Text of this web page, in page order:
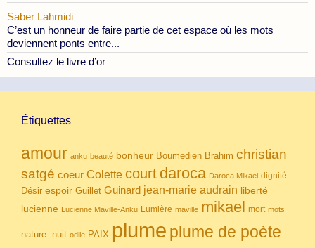
Saber Lahmidi
C’est un honneur de faire partie de cet espace où les mots
deviennent ponts entre...
Consultez le livre d’or
Étiquettes
amour anku beauté bonheur Boumedien Brahim christian
satgé coeur Colette court daroca Daroca Mikael dignité
Désir espoir Guillet Guinard jean-marie audrain liberté
lucienne Lucienne Maville-Anku Lumière maville mikael mort mots
nature. nuit odile PAIX plume plume de poète